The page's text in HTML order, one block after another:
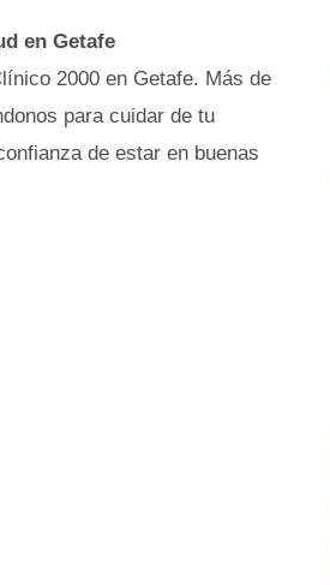
en Getafe
2000 en Getafe. Más de
para cuidar de tu
de estar en buenas